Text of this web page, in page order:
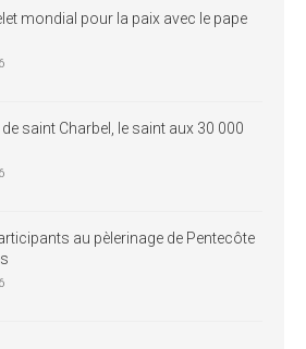
mondial pour la paix avec le pape
saint Charbel, le saint aux 30 000
au pèlerinage de Pentecôte